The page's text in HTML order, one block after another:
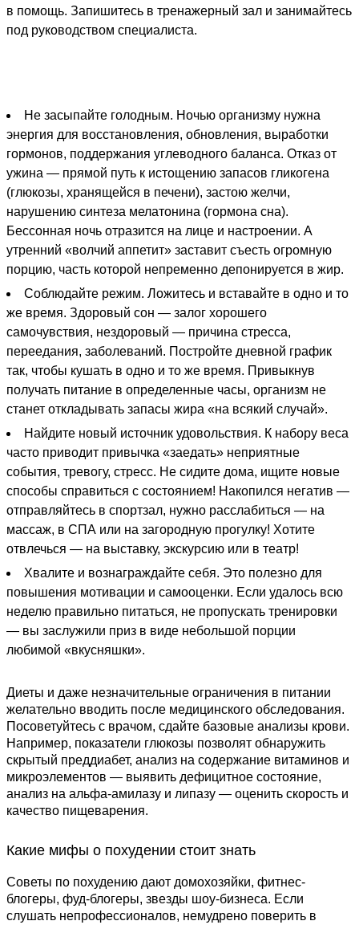
в помощь. Запишитесь в тренажерный зал и занимайтесь
под руководством специалиста.
Не засыпайте голодным. Ночью организму нужна
энергия для восстановления, обновления, выработки
гормонов, поддержания углеводного баланса. Отказ от
ужина — прямой путь к истощению запасов гликогена
(глюкозы, хранящейся в печени), застою желчи,
нарушению синтеза мелатонина (гормона сна).
Бессонная ночь отразится на лице и настроении. А
утренний «волчий аппетит» заставит съесть огромную
порцию, часть которой непременно депонируется в жир.
Соблюдайте режим. Ложитесь и вставайте в одно и то
же время. Здоровый сон — залог хорошего
самочувствия, нездоровый — причина стресса,
переедания, заболеваний. Постройте дневной график
так, чтобы кушать в одно и то же время. Привыкнув
получать питание в определенные часы, организм не
станет откладывать запасы жира «на всякий случай».
Найдите новый источник удовольствия. К набору веса
часто приводит привычка «заедать» неприятные
события, тревогу, стресс. Не сидите дома, ищите новые
способы справиться с состоянием! Накопился негатив —
отправляйтесь в спортзал, нужно расслабиться — на
массаж, в СПА или на загородную прогулку! Хотите
отвлечься — на выставку, экскурсию или в театр!
Хвалите и вознаграждайте себя. Это полезно для
повышения мотивации и самооценки. Если удалось всю
неделю правильно питаться, не пропускать тренировки
— вы заслужили приз в виде небольшой порции
любимой «вкусняшки».
Диеты и даже незначительные ограничения в питании
желательно вводить после медицинского обследования.
Посоветуйтесь с врачом, сдайте базовые анализы крови.
Например, показатели глюкозы позволят обнаружить
скрытый преддиабет, анализ на содержание витаминов и
микроэлементов — выявить дефицитное состояние,
анализ на альфа-амилазу и липазу — оценить скорость и
качество пищеварения.
Какие мифы о похудении стоит знать
Советы по похудению дают домохозяйки, фитнес-
блогеры, фуд-блогеры, звезды шоу-бизнеса. Если
слушать непрофессионалов, немудрено поверить в